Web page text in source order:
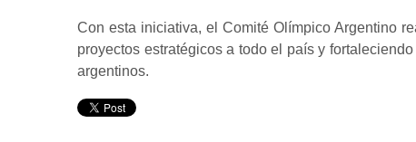
Con esta iniciativa, el Comité Olímpico Argentino
proyectos estratégicos a todo el país y
argentinos.